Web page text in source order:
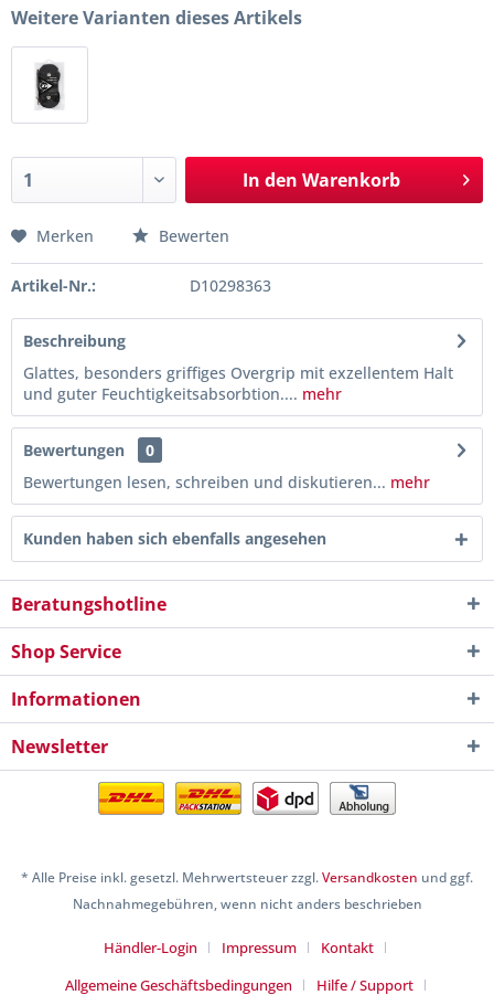
Weitere Varianten dieses Artikels
In den Warenkorb
Merken Bewerten
Artikel-Nr.: D10298363
Beschreibung
Glattes, besonders griffiges Overgrip mit exzellentem Halt
und guter Feuchtigkeitsabsorbtion.... mehr
Bewertungen
0
Bewertungen lesen, schreiben und diskutieren... mehr
Kunden haben sich ebenfalls angesehen
Beratungshotline
Shop Service
Informationen
Newsletter
* Alle Preise inkl. gesetzl. Mehrwertsteuer zzgl.Versandkosten und ggf.
Nachnahmegebühren, wenn nicht anders beschrieben
Händler-Login Impressum
Kontakt
Allgemeine Geschäftsbedingungen
Hilfe / Support